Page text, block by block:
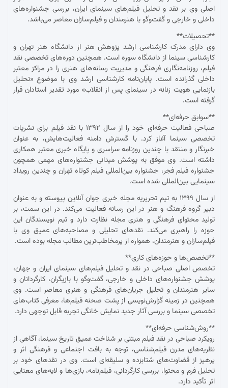
اصلی وی بر نقد و تحلیل فیلم‌های سینمای ایران، بررسی جشنواره‌های
داخلی و خارجی و گفت‌وگو با هنرمندان و فیلم‌سازان معاصر می‌باشد.
**تحصیلات**
وی دارای مدرک کارشناسی ارشد پژوهش هنر از دانشگاه هنر تهران و
کارشناسی سینما از دانشگاه سوره است. همچنین دوره‌های تخصصی نقد
فیلم، روزنامه‌نگاری فرهنگی و مدیریت رسانه‌های هنری را در مراکز معتبر
داخلی گذرانده است. پایان‌نامه کارشناسی ارشد وی با موضوع «تحلیل
بازنمایی هویت زنانه در سینمای پس از انقلاب» مورد تقدیر استادان قرار
گرفته است.
**سوابق حرفه‌ای**
صباحی فعالیت حرفه‌ای خود را از سال ۱۳۹۲ با نقد فیلم برای نشریات
تخصصی سینما آغاز کرد. با گسترش دامنه فعالیت‌هایش، به عنوان
خبرنگار و منتقد با چندین روزنامه سراسری و پایگاه خبری معتبر همکاری
داشته است. وی موفق به پوشش میدانی جشنواره‌های مهمی همچون
جشنواره فیلم فجر، جشنواره بین‌المللی فیلم کوتاه تهران و چندین رویداد
سینمایی بین‌المللی شده است.
از سال ۱۳۹۹ به تیم تحریریه مجله خبری جوان آنلاین پیوسته و به عنوان
دبیر گروه فرهنگ و هنر در این رسانه فعالیت می‌کند. در این سمت، بر
تولید محتوای فرهنگی و هنری مجله نظارت دارد و تیم نویسندگان این
حوزه را راهبری می‌کند. نقدهای تحلیلی و مصاحبه‌های عمیق وی با
فیلم‌سازان و هنرمندان، همواره از پرمخاطب‌ترین مطالب مجله بوده است.
**تخصص‌ها و حوزه‌های کاری**
تخصص اصلی صباحی در نقد و تحلیل فیلم‌های سینمای ایران و جهان،
پوشش جشنواره‌های داخلی و خارجی، گفت‌وگو با بازیگران، کارگردانان و
سایر هنرمندان و تحلیل جریان‌های فرهنگی و هنری معاصر است. وی
همچنین در زمینه گزارش‌نویسی از پشت صحنه فیلم‌ها، معرفی کتاب‌های
تخصصی سینما و بررسی آثار جدید نمایش خانگی تجربه قابل توجهی دارد.
**روش‌شناسی حرفه‌ای**
رویکرد صباحی در نقد فیلم مبتنی بر شناخت عمیق تاریخ سینما، آگاهی از
نظریه‌های مدرن فیلم‌شناسی، توجه به بافت اجتماعی و فرهنگی اثر و
پرهیز از قضاوت‌های شتابزده و سلیقه‌ای است. وی در نقدهای خود بر
تحلیل فرم و محتوا، بررسی کارگردانی، فیلم‌نامه، بازی‌ها و لایه‌های معنایی
اثر تأکید دارد.